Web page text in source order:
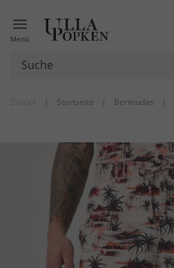
Menü
| Startseite | Bermudas |